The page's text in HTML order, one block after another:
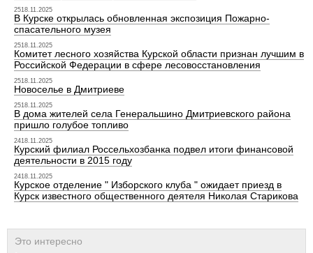
2518.11.2025
В Курске открылась обновленная экспозиция Пожарно-
спасательного музея
2518.11.2025
Комитет лесного хозяйства Курской области признан лучшим в
Российской Федерации в сфере лесовосстановления
2518.11.2025
Новоселье в Дмитриеве
2518.11.2025
В дома жителей села Генеральшино Дмитриевского района
пришло голубое топливо
2418.11.2025
Курский филиал Россельхозбанка подвел итоги финансовой
деятельности в 2015 году
2418.11.2025
Курское отделение " Изборского клуба " ожидает приезд в
Курск известного общественного деятеля Николая Старикова